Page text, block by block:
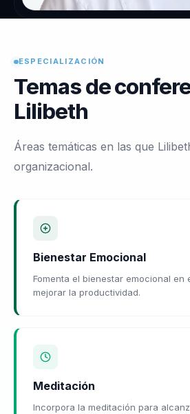
ESPECIALIZACIÓN
Temas de
Lilibeth
Áreas temáticas en las que
organizacional.
Bienestar Emocional
Fomenta el bienestar emocional en
mejorar la productividad.
Meditación
Incorpora la meditación para